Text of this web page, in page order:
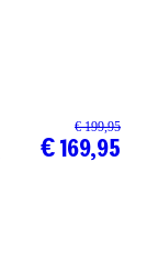
€ 199,95
€ 169,95